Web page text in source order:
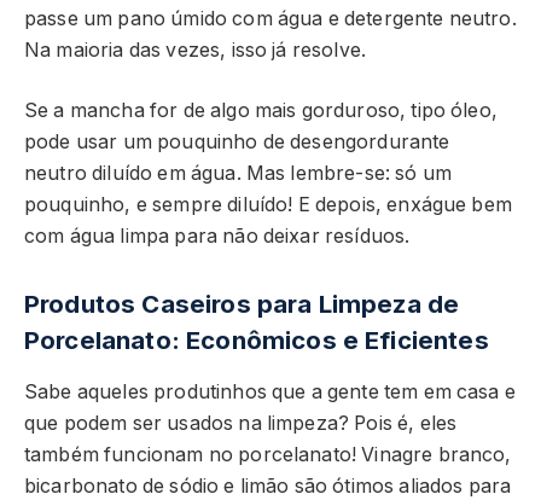
passe um pano úmido com água e detergente neutro.
Na maioria das vezes, isso já resolve.
Se a mancha for de algo mais gorduroso, tipo óleo,
pode usar um pouquinho de desengordurante
neutro diluído em água. Mas lembre-se: só um
pouquinho, e sempre diluído! E depois, enxágue bem
com água limpa para não deixar resíduos.
Produtos Caseiros para Limpeza de
Porcelanato: Econômicos e Eficientes
Sabe aqueles produtinhos que a gente tem em casa e
que podem ser usados na limpeza? Pois é, eles
também funcionam no porcelanato! Vinagre branco,
bicarbonato de sódio e limão são ótimos aliados para